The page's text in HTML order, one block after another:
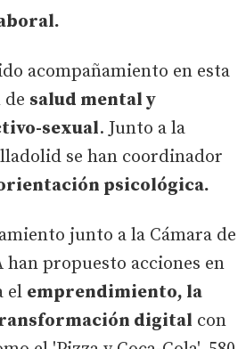
acompañamiento en esta
salud mental y
sexual. Junto a la
se han coordinador
psicológica.
junto a la Cámara de
han propuesto acciones en
el emprendimiento, la
digital con